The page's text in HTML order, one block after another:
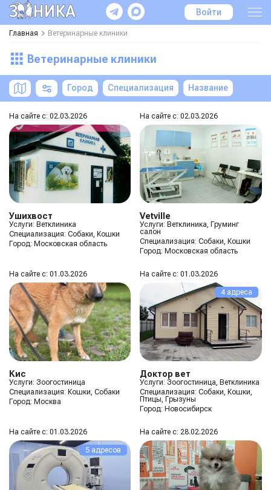
Войти
Главная Ветеринарные клиники
Ветеринарные клиники
Город Специализация Название
На сайте с: 02.03.2026
Ушихвост
Услуги: Ветклиника
Специализация: Собаки, Кошки
Город: Московская область
На сайте с: 02.03.2026
Vetville
Услуги: Ветклиника, Груминг
салон
Специализация:Собаки, Кошки
Город: Московская область
На сайте с: 01.03.2026
Кис
Услуги: Зоогостиница
Специализация: Кошки, Собаки
Город: Москва
На сайте с: 01.03.2026
4 адреса
Доктор вет
Услуги: Зоогостиница, Ветклиника
Специализация:Собаки, Кошки,
Птицы, Грызуны
Город: Новосибирск
На сайте с: 01.03.2026
5 адресов
На сайте с: 28.02.2026